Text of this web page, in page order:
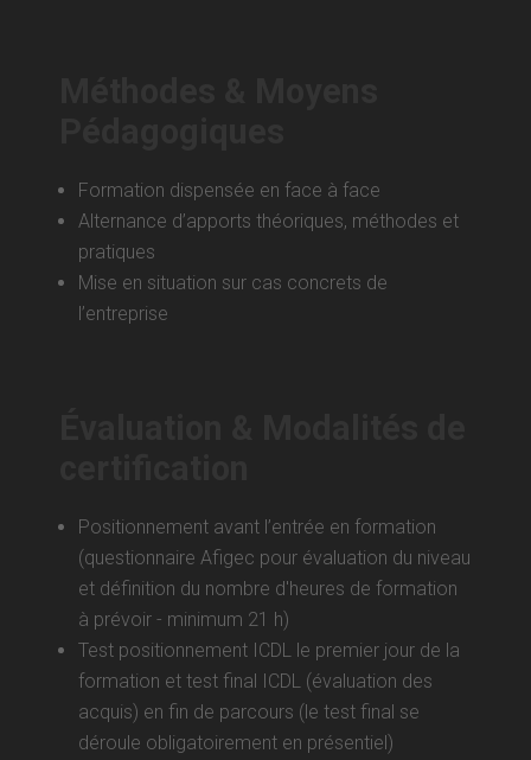
Formation dispensée en face à face
Alternance d’apports théoriques, méthodes et
pratiques
Mise en situation sur cas concrets de
l’entreprise
Positionnement avant l’entrée en formation
(questionnaire Afigec pour évaluation du niveau
et définition du nombre d'heures de formation
à prévoir - minimum 21 h)
Test positionnement ICDL le premier jour de la
formation et test final ICDL (évaluation des
acquis) en fin de parcours (le test final se
déroule obligatoirement en présentiel)